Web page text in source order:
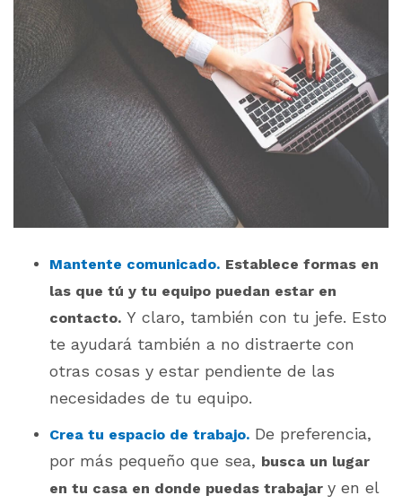
Mantente comunicado. Establece formas en
las que tú y tu equipo puedan estar en
contacto. Y claro, también con tu jefe. Esto
te ayudará también a no distraerte con
otras cosas y estar pendiente de las
necesidades de tu equipo.
Crea tu espacio de trabajo. De preferencia,
por más pequeño que sea, busca un lugar
en tu casa en donde puedas trabajar y en el